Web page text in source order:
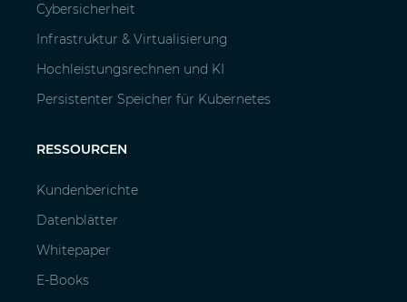
Cybersicherheit
Infrastruktur & Virtualisierung
Hochleistungsrechnen und KI
Persistenter Speicher für Kubernetes
RESSOURCEN
Kundenberichte
Datenblätter
Whitepaper
E-Books